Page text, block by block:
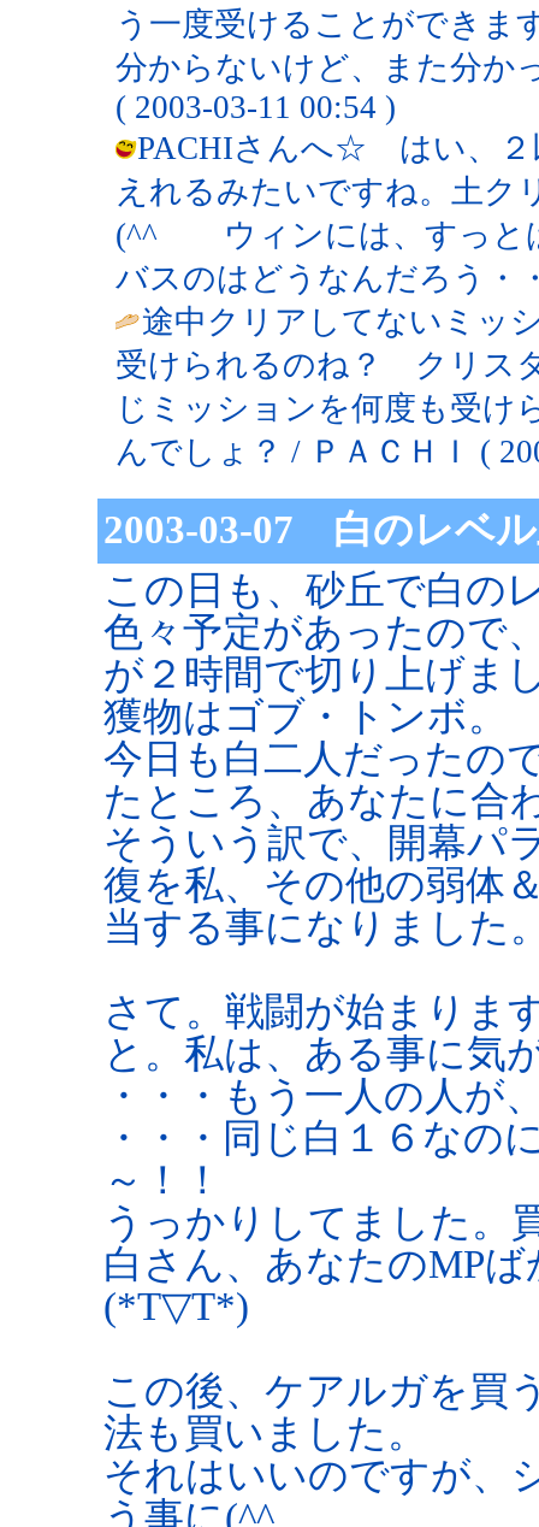
う一度受けることができま
分からないけど、また分か
( 2003-03-11 00:54 )
PACHIさんへ☆ はい、２
えれるみたいですね。土ク
(^^ゞ ウィンには、すっと
バスのはどうなんだろう・
途中クリアしてないミッ
受けられるのね？ クリス
じミッションを何度も受け
んでしょ？ / ＰＡＣＨＩ (
2003-03-07 白のレベ
この日も、砂丘で白の
色々予定があったので
が２時間で切り上げま
獲物はゴブ・トンボ。
今日も白二人だったの
たところ、あなたに合
そういう訳で、開幕パ
復を私、その他の弱体
当する事になりました
さて。戦闘が始まりま
と。私は、ある事に気
・・・もう一人の人が
・・・同じ白１６なの
～！！
うっかりしてました。
白さん、あなたのMP
(*T▽T*)
この後、ケアルガを買
法も買いました。
それはいいのですが、
う事に(^^ゞ